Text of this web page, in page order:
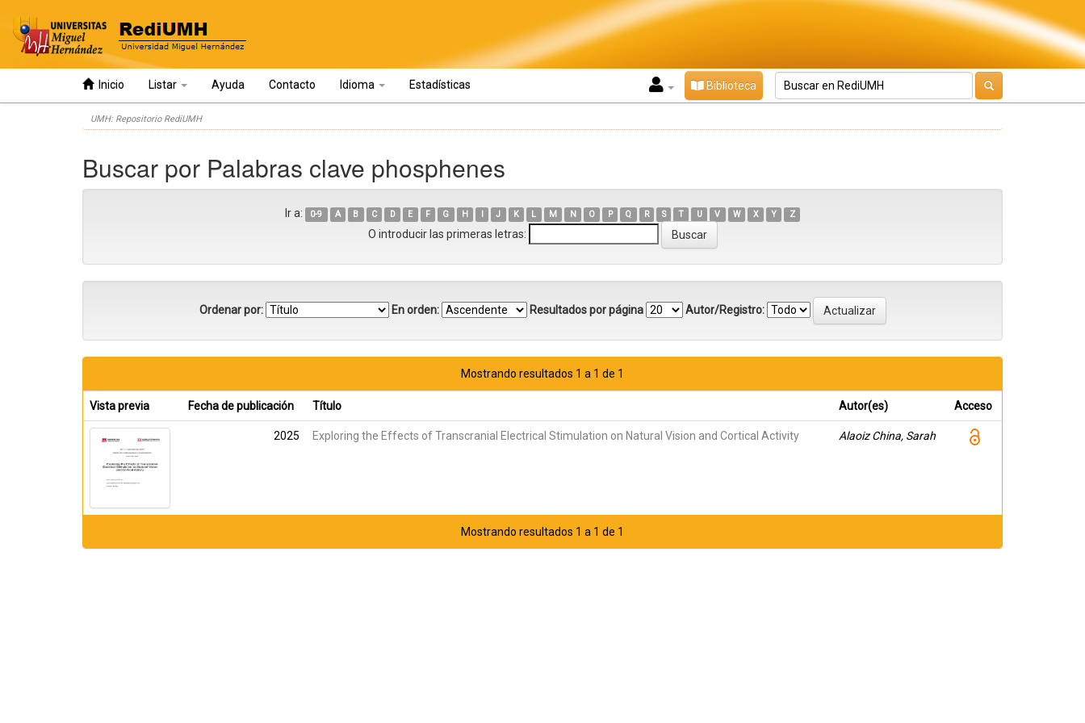
Inicio Listar Ayuda Contacto Idioma Estadísticas Biblioteca
UMH: Repositorio RediUMH
Buscar por Palabras clave phosphenes
Ir a: 0-9 A B C D E F G H I J K L M N O P Q R S T U V W X Y Z
O introducir las primeras letras:
Ordenar por: En orden: Resultados por página Autor/Registro:
Mostrando resultados 1 a 1 de 1
Vista previa Fecha de publicación Título Autor(es) Acceso
2025 Exploring the Effects of Transcranial Electrical Stimulation on Natural Vision and Cortical Activity Alaoiz China, Sarah
Mostrando resultados 1 a 1 de 1